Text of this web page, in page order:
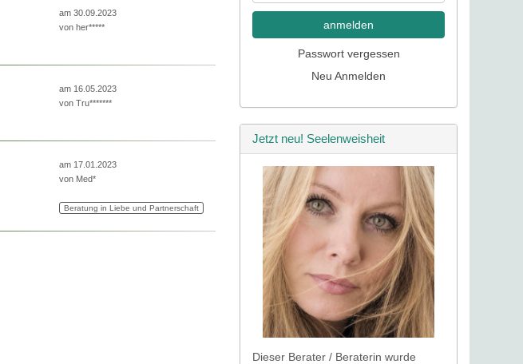
am 30.09.2023
von her*****
am 16.05.2023
von Tru*******
am 17.01.2023
von Med*
Beratung in Liebe und Partnerschaft
anmelden
Passwort vergessen
Neu Anmelden
Jetzt neu! Seelenweisheit
Dieser Berater / Beraterin wurde